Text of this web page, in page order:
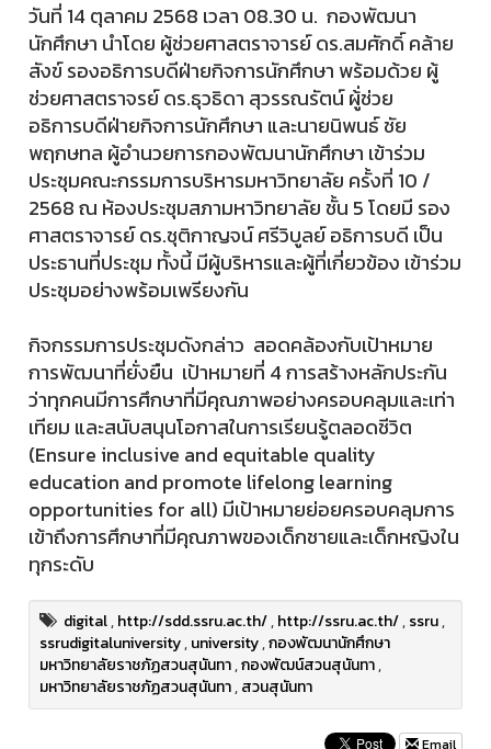
วันที่ 14 ตุลาคม 2568 เวลา 08.30 น. กองพัฒนา
นักศึกษา นำโดย ผู้ช่วยศาสตราจารย์ ดร.สมศักดิ์ คล้าย
สังข์ รองอธิการบดีฝ่ายกิจการนักศึกษา พร้อมด้วย ผู้
ช่วยศาสตราจรย์ ดร.ธุวธิดา สุวรรณรัตน์ ผู้่ช่วย
อธิการบดีฝ่ายกิจการนักศึกษา และนายนิพนธ์ ชัย
พฤกษทล ผู้อำนวยการกองพัฒนานักศึกษา เข้าร่วม
ประชุมคณะกรรมการบริหารมหาวิทยาลัย ครั้งที่ 10 /
2568 ณ ห้องประชุมสภามหาวิทยาลัย ชั้น 5 โดยมี รอง
ศาสตราจารย์ ดร.ชุติกาญจน์ ศรีวิบูลย์ อธิการบดี เป็น
ประธานที่ประชุม ทั้งนี้ มีผู้บริหารและผู้ที่เกี่ยวข้อง เข้าร่วม
ประชุมอย่างพร้อมเพรียงกัน
กิจกรรมการประชุมดังกล่าว สอดคล้องกับเป้าหมาย
การพัฒนาที่ยั่งยืน เป้าหมายที่ 4 การสร้างหลักประกัน
ว่าทุกคนมีการศึกษาที่มีคุณภาพอย่างครอบคลุมและเท่า
เทียม และสนับสนุนโอกาสในการเรียนรู้ตลอดชีวิต
(Ensure inclusive and equitable quality
education and promote lifelong learning
opportunities for all) มีเป้าหมายย่อยครอบคลุมการ
เข้าถึงการศึกษาที่มีคุณภาพของเด็กชายและเด็กหญิงใน
ทุกระดับ
digital,http://sdd.ssru.ac.th/,http://ssru.ac.th/,ssru,
ssrudigitaluniversity,university,กองพัฒนานักศึกษา
มหาวิทยาลัยราชภัฏสวนสุนันทา,กองพัฒน์สวนสุนันทา,
มหาวิทยาลัยราชภัฏสวนสุนันทา,สวนสุนันทา
Email